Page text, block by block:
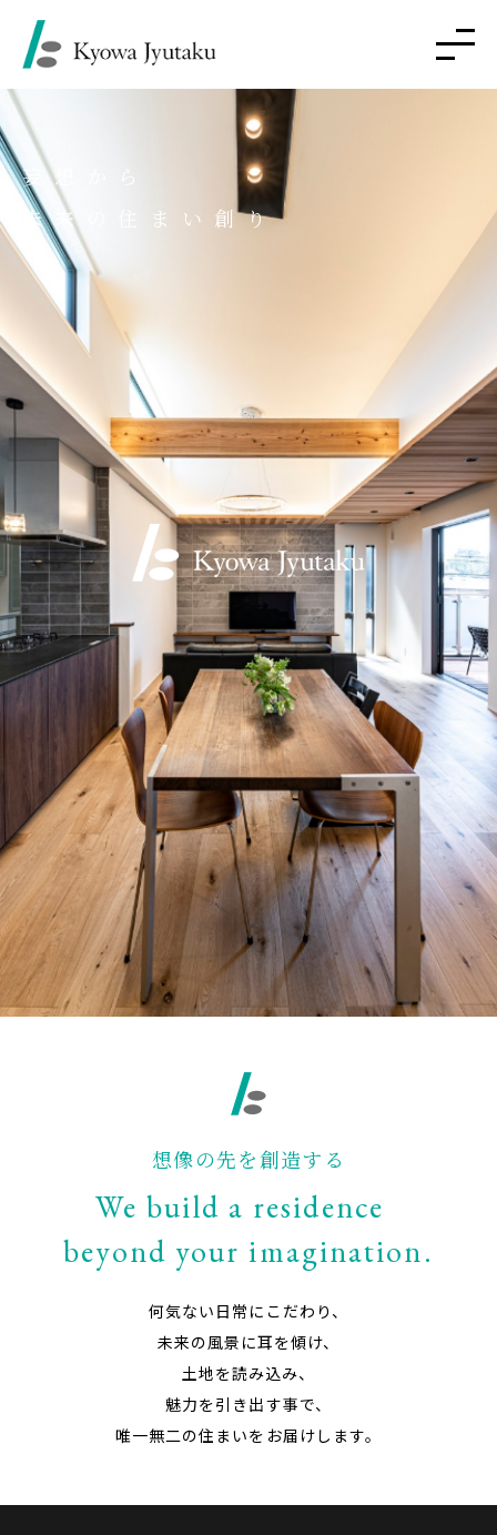
妄想から
未来の住まい創り
想像の先を創造する
We build a residence
beyond your imagination.
何気ない日常にこだわり、
未来の風景に耳を傾け、
土地を読み込み、
魅力を引き出す事で、
唯一無二の住まいをお届けします。